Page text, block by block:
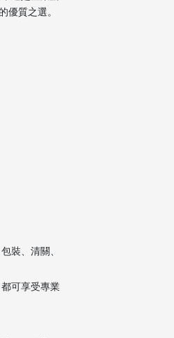
優質之選。
裝、清關、
可享受專業